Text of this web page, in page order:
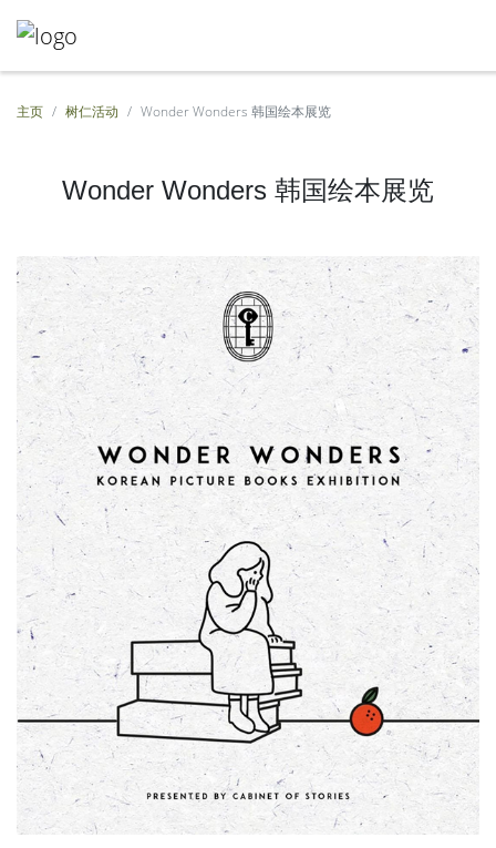
主页 树仁活动 Wonder Wonders 韩国绘本展览
Wonder Wonders 韩国绘本展览